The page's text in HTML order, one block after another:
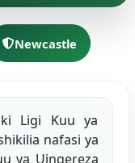
Newcastle
Ligi Kuu ya
nafasi ya
ya Uingereza